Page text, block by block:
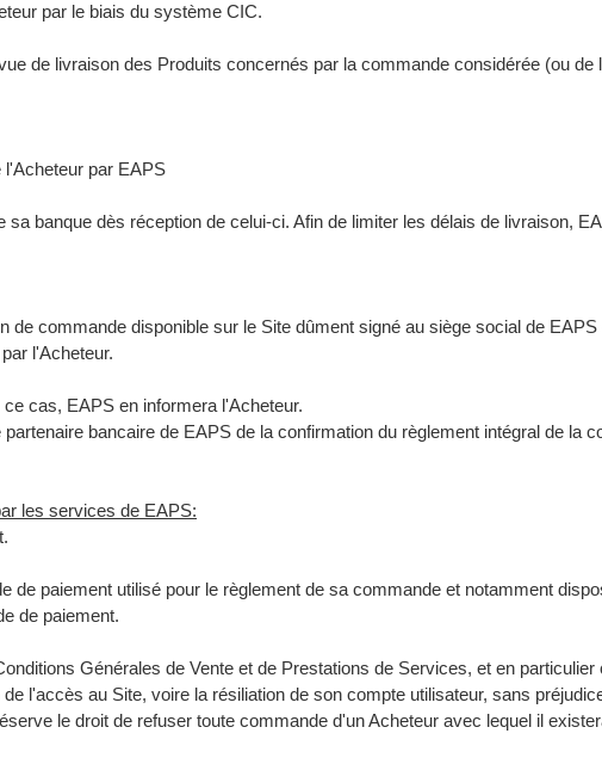
par le biais du système CIC.
de livraison des Produits concernés par la commande considérée (ou de
par EAPS
banque dès réception de celui-ci. Afin de limiter les délais de livraison,
commande disponible sur le Site dûment signé au siège social de EAPS
l'Acheteur.
cas, EAPS en informera l'Acheteur.
bancaire de EAPS de la confirmation du règlement intégral de la
les services de EAPS:
de paiement utilisé pour le règlement de sa commande et notamment
de paiement.
Générales de Vente et de Prestations de Services, et en particulier
l'accès au Site, voire la résiliation de son compte utilisateur, sans
le droit de refuser toute commande d'un Acheteur avec lequel il